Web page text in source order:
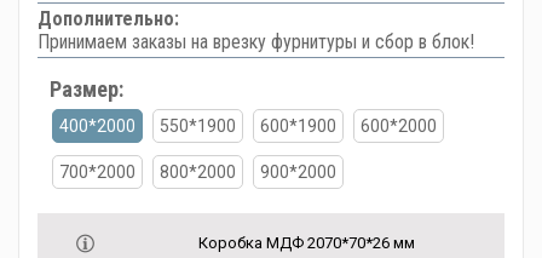
Дополнительно:
Принимаем заказы на врезку фурнитуры и сбор в блок!
Размер:
400*2000 550*1900 600*1900 600*2000
700*2000 800*2000 900*2000
Коробка МДФ 2070*70*26 мм